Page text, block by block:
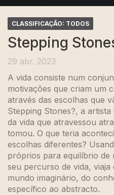
CLASSIFICAÇÃO: TODOS
Stepping
29 abr. 2023
A vida consiste num
motivações que criam um
através das escolhas que
Stepping Stones?, a
da vida que atravessou
tomou. O que teria
escolhas diferentes?
próprios para equilíbrio de
seu percurso de vida, viaja
mundo imaginário, do
específico ao abstracto.